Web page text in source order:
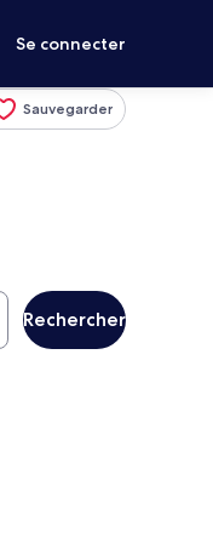
Se connecter
Sauvegarder
Rechercher